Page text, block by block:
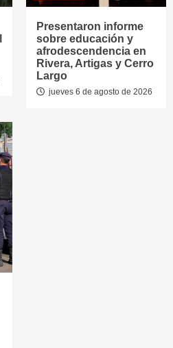
Presentaron informe
sobre educación y
afrodescendencia en
Rivera, Artigas y Cerro
Largo
jueves 6 de agosto de 2026